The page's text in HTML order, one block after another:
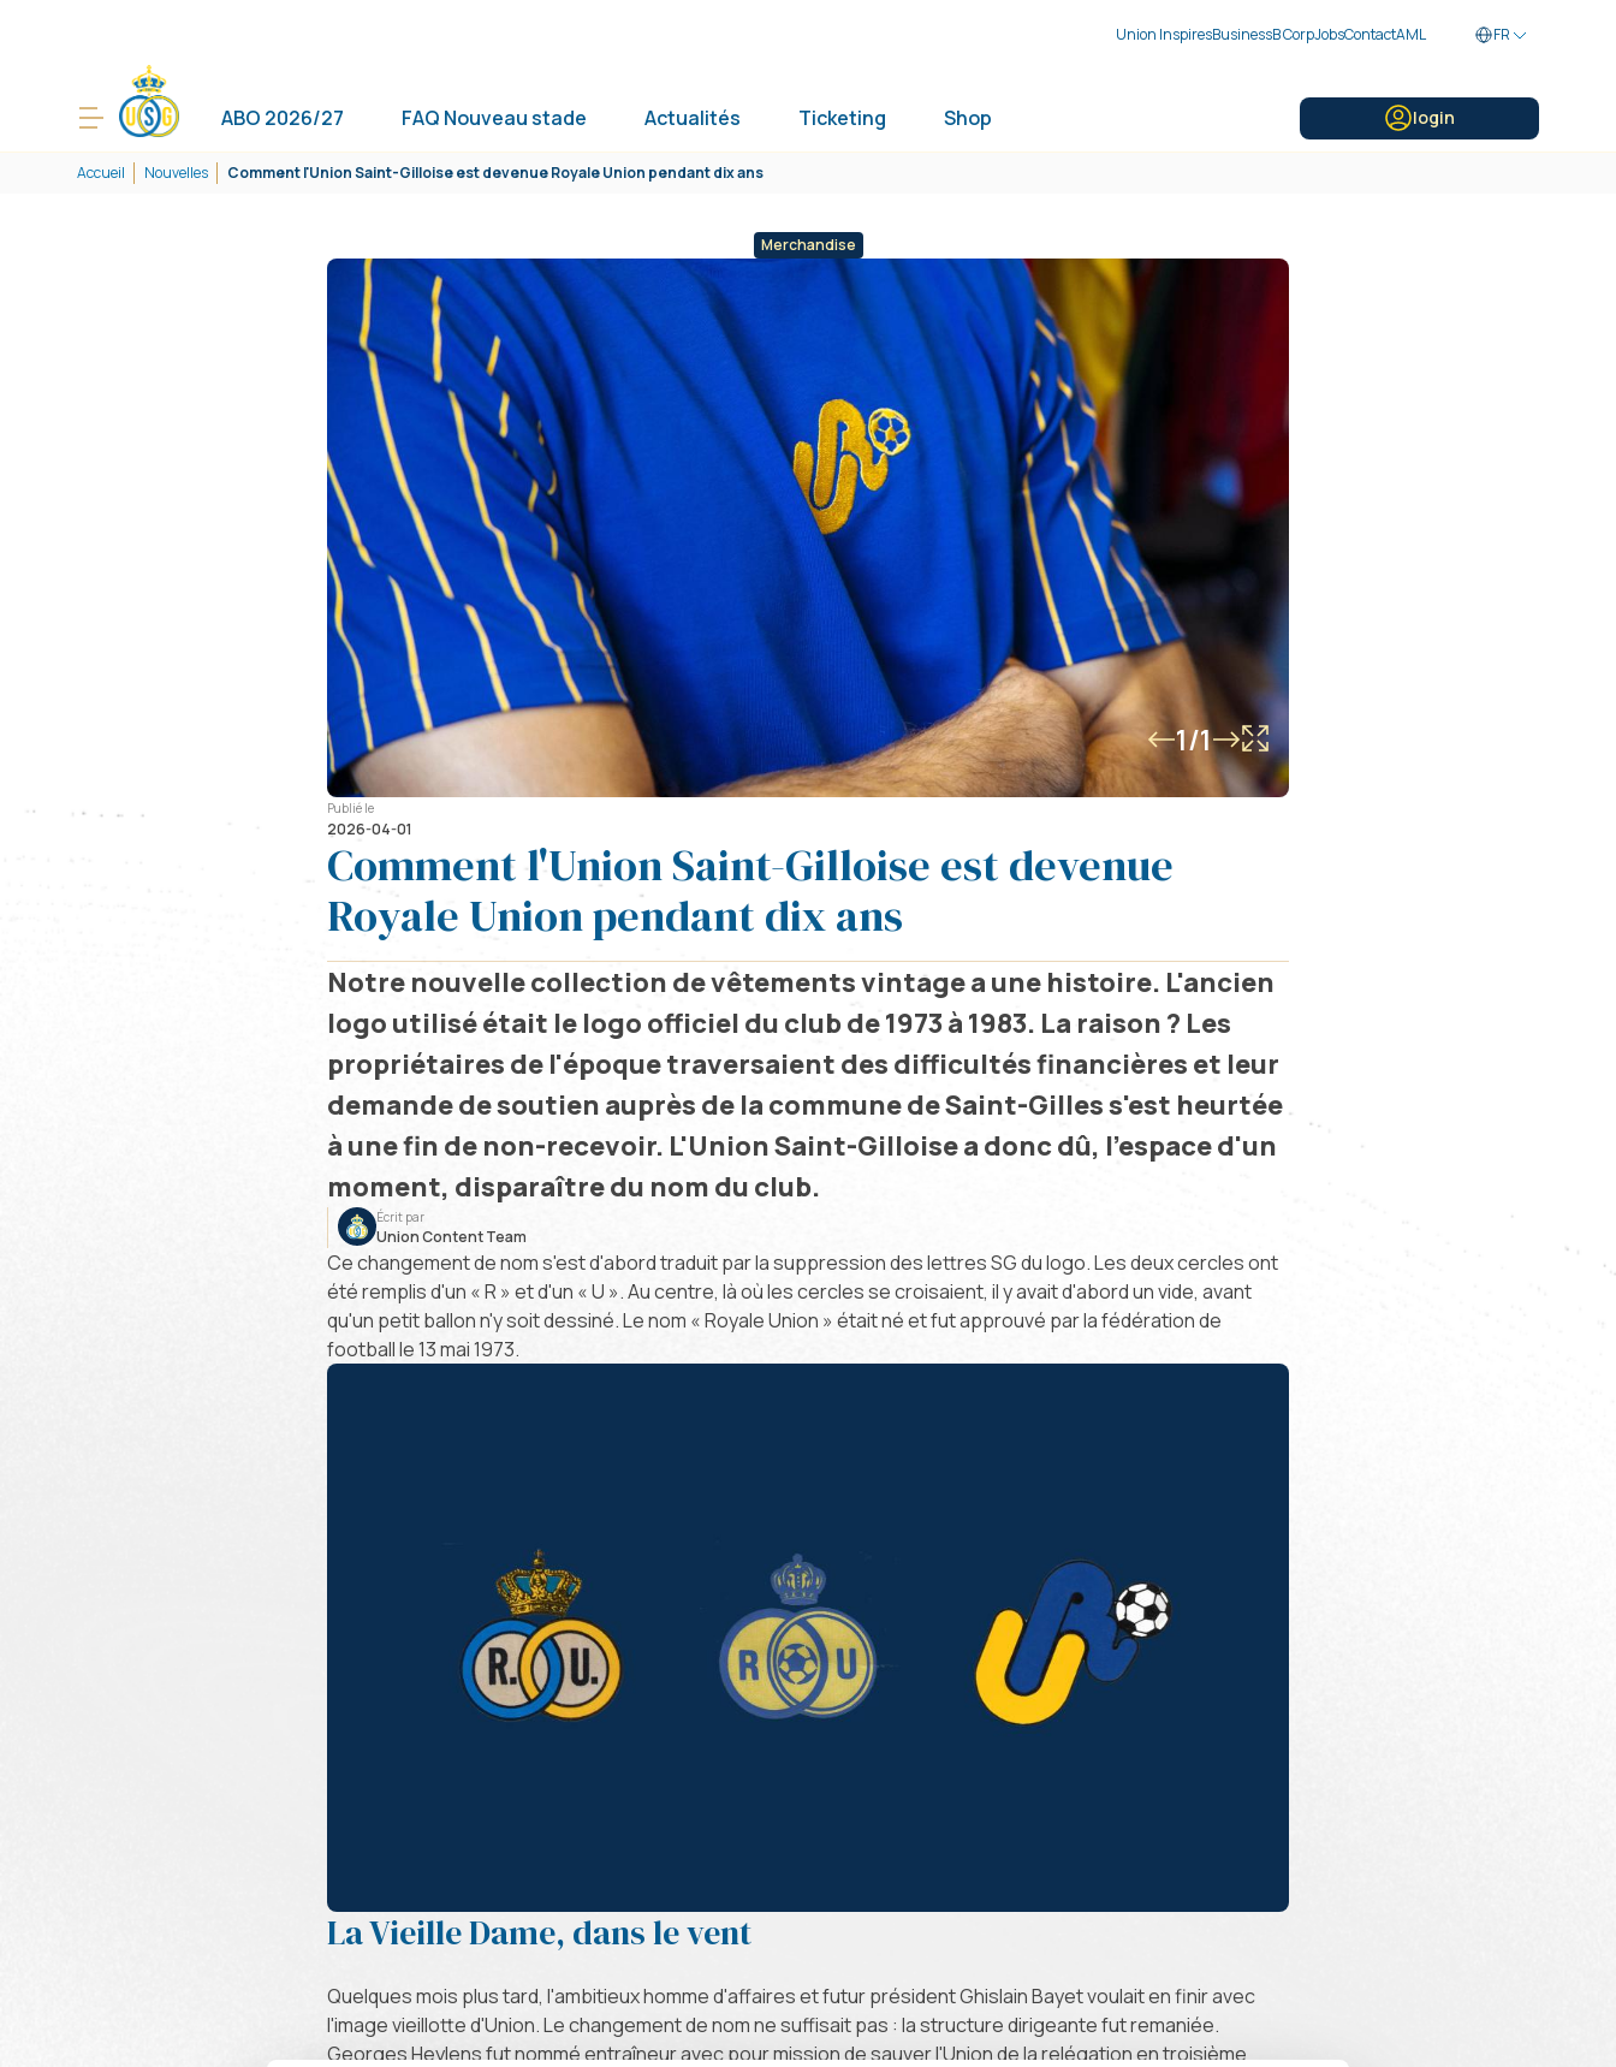
Union InspiresBusinessB CorpJobsContactAML FR
ABO 2026/27 FAQ Nouveau stade Actualités Ticketing Shop login
Accueil Nouvelles Comment l'Union Saint-Gilloise est devenue Royale Union pendant dix ans
Merchandise
1/1
Publié le
2026-04-01
Comment l'Union Saint-Gilloise est devenue
Royale Union pendant dix ans
Notre nouvelle collection de vêtements vintage a une histoire. L'ancien
logo utilisé était le logo officiel du club de 1973 à 1983. La raison ? Les
propriétaires de l'époque traversaient des difficultés financières et leur
demande de soutien auprès de la commune de Saint-Gilles s'est heurtée
à une fin de non-recevoir. L'Union Saint-Gilloise a donc dû, l'espace d'un
moment, disparaître du nom du club.
Écrit par
Union Content Team
Ce changement de nom s'est d'abord traduit par la suppression des lettres SG du logo. Les deux cercles ont
été remplis d'un « R » et d'un « U ». Au centre, là où les cercles se croisaient, il y avait d'abord un vide, avant
qu'un petit ballon n'y soit dessiné. Le nom « Royale Union » était né et fut approuvé par la fédération de
football le 13 mai 1973.
La Vieille Dame, dans le vent
Quelques mois plus tard, l'ambitieux homme d'affaires et futur président Ghislain Bayet voulait en finir avec
l'image vieillotte d'Union. Le changement de nom ne suffisait pas : la structure dirigeante fut remaniée.
Georges Heylens fut nommé entraîneur avec pour mission de sauver l'Union de la relégation en troisième